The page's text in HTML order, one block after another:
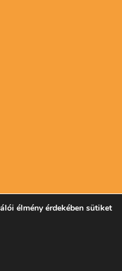
élmény érdekében sütiket